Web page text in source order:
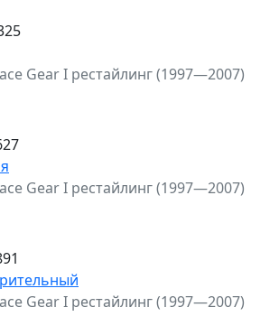
Gear I рестайлинг (1997—2007)
Gear I рестайлинг (1997—2007)
Gear I рестайлинг (1997—2007)